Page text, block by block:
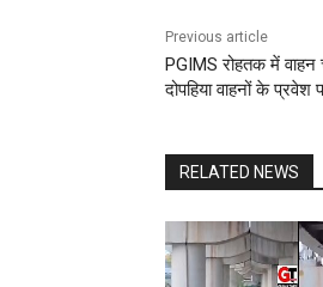
Previous article
PGIMS रोहतक में वाहन
दोपहिया वाहनों के प्रवेश
RELATED NEWS